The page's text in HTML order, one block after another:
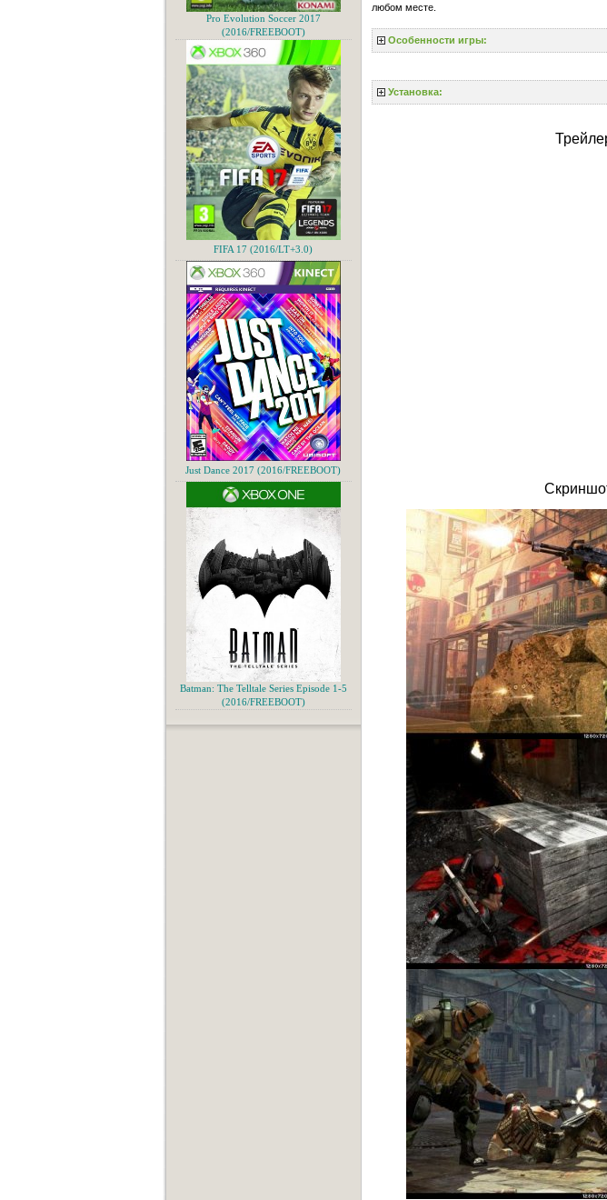
любом месте.
Особенности игры:
Установка:
Pro Evolution Soccer 2017
(2016/FREEBOOT)
FIFA 17 (2016/LT+3.0)
Just Dance 2017 (2016/FREEBOOT)
Batman: The Telltale Series Episode 1-5
(2016/FREEBOOT)